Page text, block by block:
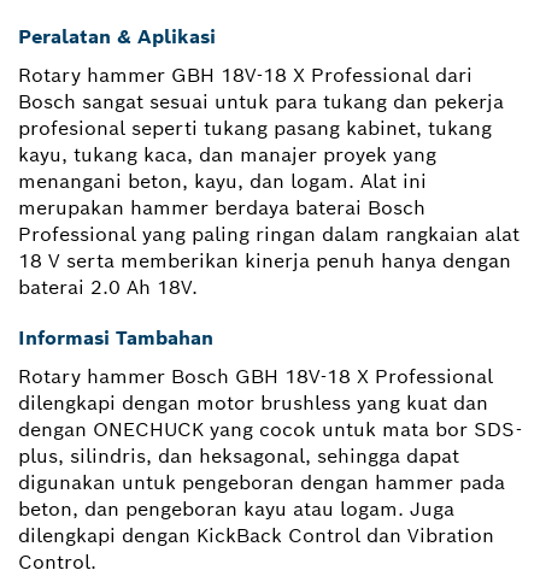
Peralatan & Aplikasi
Rotary hammer GBH 18V-18 X Professional dari
Bosch sangat sesuai untuk para tukang dan pekerja
profesional seperti tukang pasang kabinet, tukang
kayu, tukang kaca, dan manajer proyek yang
menangani beton, kayu, dan logam. Alat ini
merupakan hammer berdaya baterai Bosch
Professional yang paling ringan dalam rangkaian alat
18 V serta memberikan kinerja penuh hanya dengan
baterai 2.0 Ah 18V.
Informasi Tambahan
Rotary hammer Bosch GBH 18V-18 X Professional
dilengkapi dengan motor brushless yang kuat dan
dengan ONECHUCK yang cocok untuk mata bor SDS-
plus, silindris, dan heksagonal, sehingga dapat
digunakan untuk pengeboran dengan hammer pada
beton, dan pengeboran kayu atau logam. Juga
dilengkapi dengan KickBack Control dan Vibration
Control.